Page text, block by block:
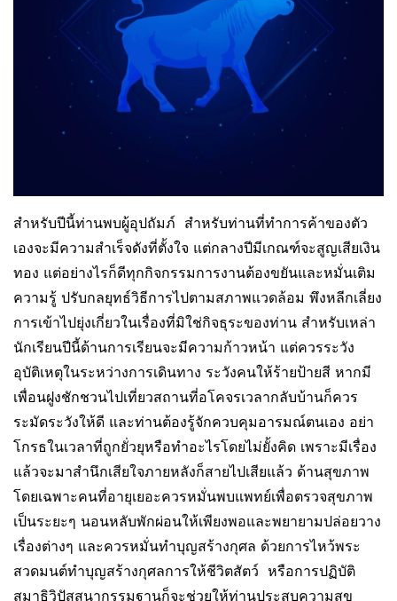
สำหรับปีนี้ท่านพบผู้อุปถัมภ์ สำหรับท่านที่ทำการค้าของตัว
เองจะมีความสำเร็จดังที่ตั้งใจ แต่กลางปีมีเกณฑ์จะสูญเสียเงิน
ทอง แต่อย่างไรก็ดีทุกกิจกรรมการงานต้องขยันและหมั่นเติม
ความรู้ ปรับกลยุทธ์วิธีการไปตามสภาพแวดล้อม พึงหลีกเลี่ยง
การเข้าไปยุ่งเกี่ยวในเรื่องที่มิใช่กิจธุระของท่าน สำหรับเหล่า
นักเรียนปีนี้ด้านการเรียนจะมีความก้าวหน้า แต่ควรระวัง
อุบัติเหตุในระหว่างการเดินทาง ระวังคนให้ร้ายป้ายสี หากมี
เพื่อนฝูงชักชวนไปเที่ยวสถานที่อโคจรเวลากลับบ้านก็ควร
ระมัดระวังให้ดี และท่านต้องรู้จักควบคุมอารมณ์ตนเอง อย่า
โกรธในเวลาที่ถูกยั่วยุหรือทำอะไรโดยไม่ยั้งคิด เพราะมีเรื่อง
แล้วจะมาสำนึกเสียใจภายหลังก็สายไปเสียแล้ว ด้านสุขภาพ
โดยเฉพาะคนที่อายุเยอะควรหมั่นพบแพทย์เพื่อตรวจสุขภาพ
เป็นระยะๆ นอนหลับพักผ่อนให้เพียงพอและพยายามปล่อยวาง
เรื่องต่างๆ และควรหมั่นทำบุญสร้างกุศล ด้วยการไหว้พระ
สวดมนต์ทำบุญสร้างกุศลการให้ชีวิตสัตว์ หรือการปฏิบัติ
สมาธิวิปัสสนากรรมฐานก็จะช่วยให้ท่านประสบความสุข